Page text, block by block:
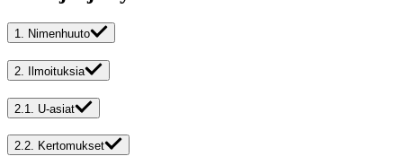
1. Nimenhuuto
2. Ilmoituksia
2.1. U-asiat
2.2. Kertomukset